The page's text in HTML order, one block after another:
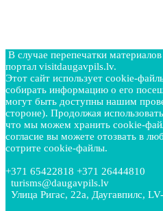
В случае перепечатки
портал visitdaugavpils.lv.
Этот сайт использует cookie-
собирать информацию о его
могут быть доступны нашим
стороне). Продолжая
что мы можем хранить cookie-
согласие вы можете отозвать в
сотрите cookie-файлы.
+371 65422818 +371 26444810
turisms@daugavpils.lv
Улица Ригас, 22a, Даугавпилс,